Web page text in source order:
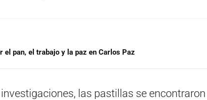
el pan, el trabajo y la paz en Carlos Paz
las pastillas se encontraron